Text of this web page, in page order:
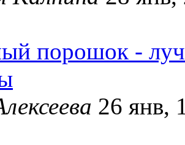
порошок -
26 янв,